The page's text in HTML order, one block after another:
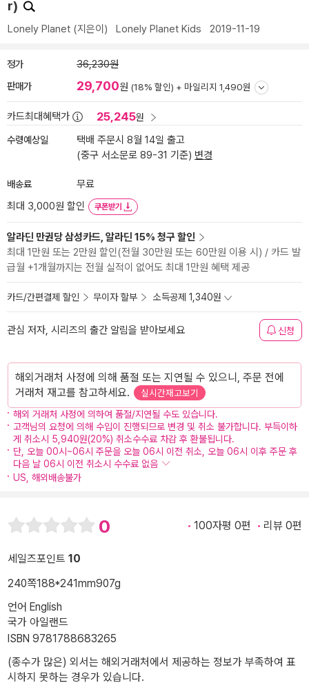
r)
Lonely Planet (지은이) Lonely Planet Kids 2019-11-19
정가 36,230원
판매가 29,700원 (18% 할인) + 마일리지 1,490원
카드최대혜택가 25,245원
수령예상일
택배 주문시 8월 14일 출고
(중구 서소문로 89-31 기준) 변경
배송료
무료
최대 3,000원 할인
쿠폰받기
알라딘 만권당 삼성카드, 알라딘 15% 청구 할인
최대 1만원 또는 2만원 할인(전월 30만원 또는 60만원 이용 시) / 카드 발
급월 +1개월까지는 전월 실적이 없어도 최대 1만원 혜택 제공
카드/간편결제 할인 무이자 할부 소득공제 1,340원
관심 저자, 시리즈의 출간 알림을 받아보세요 신청
해외거래처 사정에 의해 품절 또는 지연될 수 있으니, 주문 전에
거래처 재고를 참고하세요.
실시간재고보기
해외 거래처 사정에 의하여 품절/지연될 수도 있습니다.
고객님의 요청에 의해 수입이 진행되므로 변경 및 취소 불가합니다. 부득이하
게 취소시 5,940원(20%) 취소수수료 차감 후 환불됩니다.
단, 오늘 00시~06시 주문을 오늘 06시 이전 취소, 오늘 06시 이후 주문 후
다음 날 06시 이전 취소시 수수료 없음
US, 해외배송불가
0 100자평 0편 리뷰 0편
세일즈포인트 10
240쪽188*241mm907g
언어 English
국가 아일랜드
ISBN 9781788683265
(종수가 많은) 외서는 해외거래처에서 제공하는 정보가 부족하여 표
시하지 못하는 경우가 있습니다.